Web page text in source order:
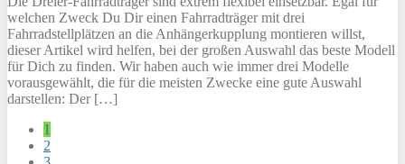
welchen Zweck Du Dir einen Fahrradträger mit drei
Fahrradstellplätzen an die Anhängerkupplung montieren willst,
dieser Artikel wird helfen, bei der großen Auswahl das beste Modell
für Dich zu finden. Wir haben auch wie immer drei Modelle
vorausgewählt, die für die meisten Zwecke eine gute Auswahl
darstellen: Der […]
1
2